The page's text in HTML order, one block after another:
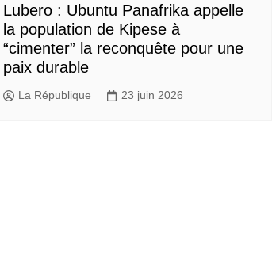
Lubero : Ubuntu Panafrika appelle
la population de Kipese à
“cimenter” la reconquête pour une
paix durable
La République 23 juin 2026